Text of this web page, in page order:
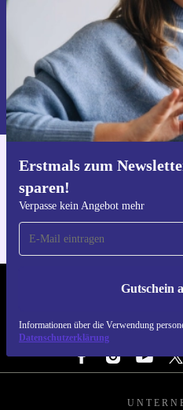
Erstmals zum
sparen!
Verpasse kein Angebot mehr
Gutschein
Informationen über die Verwendung
Datenschutzerklärung
Gutschein
Informationen über die Verwendung
du in unserer
Hol dir
REFURBED